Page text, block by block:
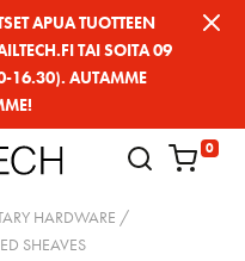
APUA TUOTTEEN
TAI SOITA 09
16.30). AUTAMME
0
HARDWARE /
SHEAVES